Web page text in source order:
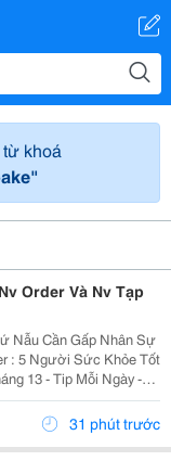
khoá
Order Và Nv Tạp
Sự
31 phút trước